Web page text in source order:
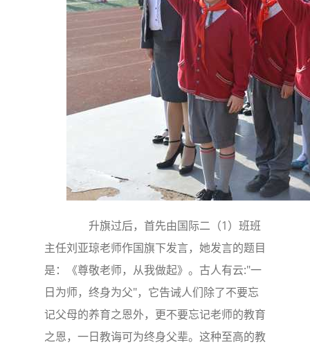
升旗过后，首先由国际二（1）班班
主任刘亚琼老师作国旗下发言，她发言的题目
是：《尊敬老师，从我做起》。古人有云:"一
日为师，终身为父"，它告诫人们除了不要忘
记父母的养育之恩外，更不要忘记老师的教育
之恩，一日教诲可为终身父辈。这种至高的教